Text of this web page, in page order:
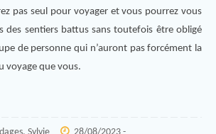
pas seul pour voyager et vous pourrez vous
des sentiers battus sans toutefois être obligé
de personne qui n’auront pas forcément la
voyage que vous.
Sylvie 28/08/2023 -